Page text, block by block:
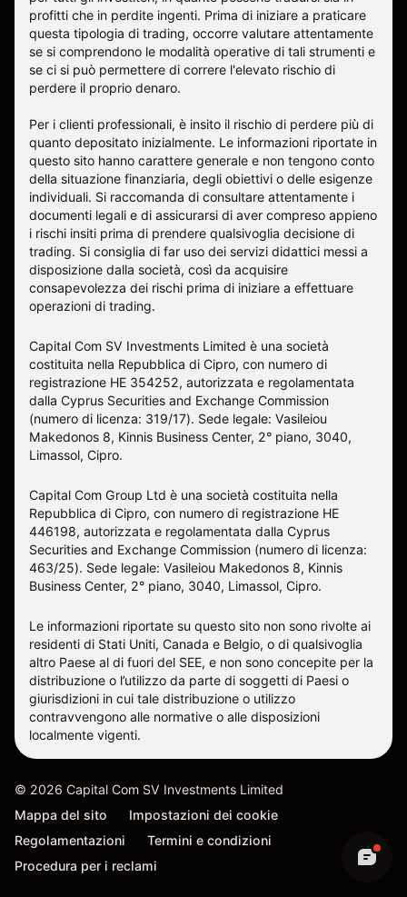
profitti che in perdite ingenti. Prima di iniziare a praticare
questa tipologia di trading, occorre valutare attentamente
se si comprendono le modalità operative di tali strumenti e
se ci si può permettere di correre l'elevato rischio di
perdere il proprio denaro.
Per i clienti professionali, è insito il rischio di perdere più di
quanto depositato inizialmente. Le informazioni riportate in
questo sito hanno carattere generale e non tengono conto
della situazione finanziaria, degli obiettivi o delle esigenze
individuali. Si raccomanda di consultare attentamente i
documenti legali e di assicurarsi di aver compreso appieno
i rischi insiti prima di prendere qualsivoglia decisione di
trading. Si consiglia di far uso dei servizi didattici messi a
disposizione dalla società, così da acquisire
consapevolezza dei rischi prima di iniziare a effettuare
operazioni di trading.
Capital Com SV Investments Limited è una società
costituita nella Repubblica di Cipro, con numero di
registrazione HE 354252, autorizzata e regolamentata
dalla Cyprus Securities and Exchange Commission
(numero di licenza: 319/17). Sede legale: Vasileiou
Makedonos 8, Kinnis Business Center, 2° piano, 3040,
Limassol, Cipro.
Capital Com Group Ltd è una società costituita nella
Repubblica di Cipro, con numero di registrazione ΗΕ
446198, autorizzata e regolamentata dalla Cyprus
Securities and Exchange Commission (numero di licenza:
463/25). Sede legale: Vasileiou Makedonos 8, Kinnis
Business Center, 2° piano, 3040, Limassol, Cipro.
Le informazioni riportate su questo sito non sono rivolte ai
residenti di Stati Uniti, Canada e Belgio, o di qualsivoglia
altro Paese al di fuori del SEE, e non sono concepite per la
distribuzione o l’utilizzo da parte di soggetti di Paesi o
giurisdizioni in cui tale distribuzione o utilizzo
contravvengono alle normative o alle disposizioni
localmente vigenti.
© 2026 Capital Com SV Investments Limited
Mappa del sito
Impostazioni dei cookie
Regolamentazioni
Termini e condizioni
Procedura per i reclami